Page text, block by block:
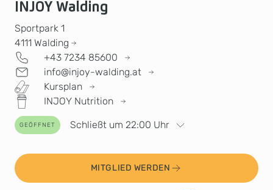
INJOY Walding
Sportpark 1
4111 Walding
+43 7234 85600
info@injoy-walding.at
Kursplan
INJOY Nutrition
GEÖFFNET Schließt um 22:00 Uhr
MITGLIED WERDEN